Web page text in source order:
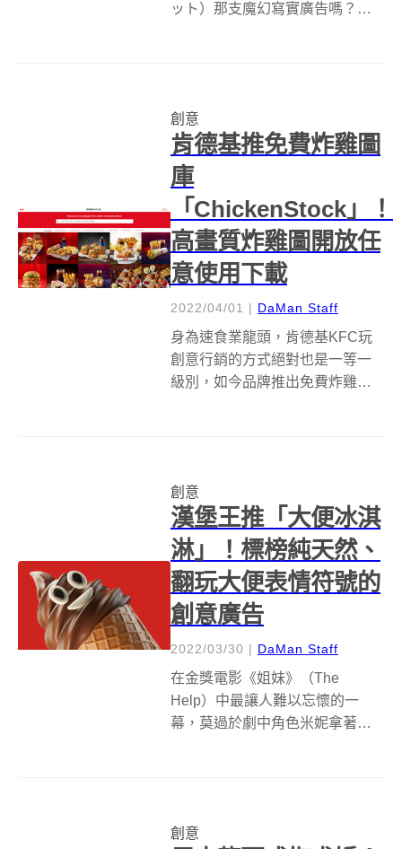
ット）那支魔幻寫實廣告嗎？相
界般，跳躍一台台車身，直奔擁
抱突然出現...
創意
肯德基推免費炸雞圖
庫
「ChickenStock」！
高畫質炸雞圖開放任
意使用下載
2022/04/01 | DaMan Staff
身為速食業龍頭，肯德基KFC玩
創意行銷的方式絕對也是一等一
級別，如今品牌推出免費炸雞圖
由則是品牌不想再忍受山寨品牌
總...
創意
漢堡王推「大便冰淇
淋」！標榜純天然、
翻玩大便表情符號的
創意廣告
2022/03/30 | DaMan Staff
在金獎電影《姐妹》（The
Help）中最讓人難以忘懷的一
幕，莫過於劇中角色米妮拿著特
King），如今巴西漢堡王搶先推
創意